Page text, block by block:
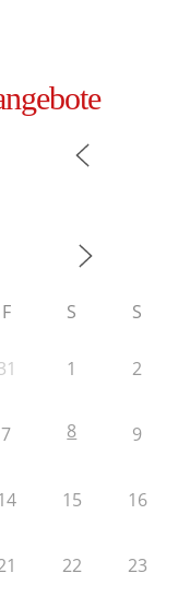
F S S
1 2
7 8 9
15 16
22 23